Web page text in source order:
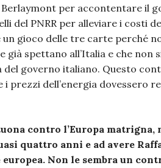
per accontentare il
del PNRR per alleviare i costi
un gioco delle tre carte perché
già spettano all’Italia e che
governo italiano. Questo
prezzi dell’energia dovessero
contro l’Europa matrigna,
quattro anni e ad avere
Non le sembra un